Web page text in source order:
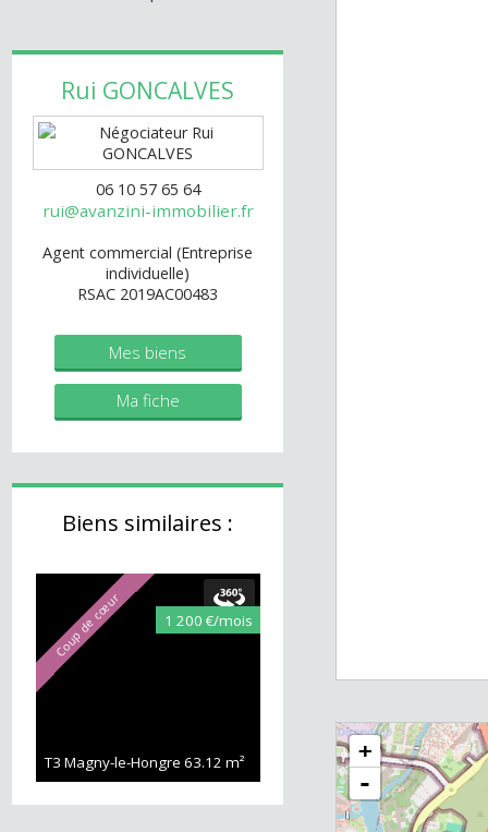
Propriétaire
RuiGONCALVES
06 10 57 65 64
rui@avanzini-immobilier.fr
Agent commercial (Entreprise
individuelle)
RSAC 2019AC00483
Ma fiche
Biens similaires :